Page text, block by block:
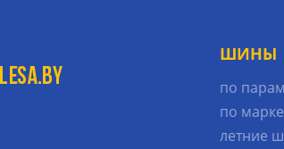
ШИНЫ
по
по
летние